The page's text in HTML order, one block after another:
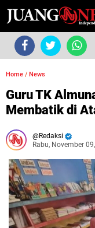
Home / News
Guru TK
Membatik di
Redaksi
Rabu, November